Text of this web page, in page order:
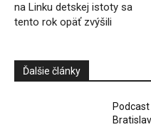
na Linku detskej istoty sa
tento rok opäť zvýšili
Ďalšie články